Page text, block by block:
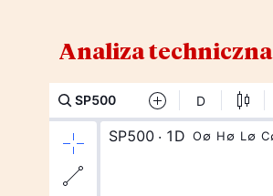
Analiza techniczna